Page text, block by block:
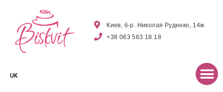
Киев, б-р. Николая Руденко, 14ж
+38 063 563 18 18
UK